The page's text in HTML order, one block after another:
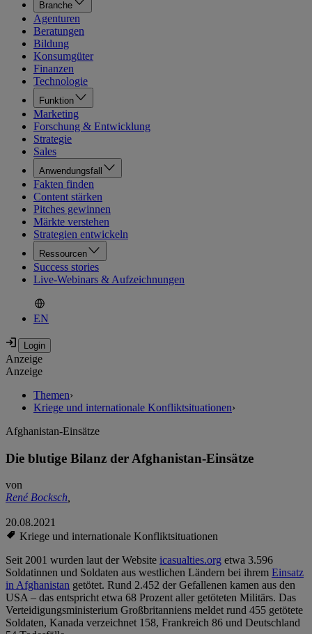
Branche
Agenturen
Beratungen
Bildung
Konsumgüter
Finanzen
Technologie
Funktion
Marketing
Forschung & Entwicklung
Strategie
Sales
Anwendungsfall
Fakten finden
Content stärken
Pitches gewinnen
Märkte verstehen
Strategien entwickeln
Ressourcen
Success stories
Live-Webinars & Aufzeichnungen
EN
Anzeige
Anzeige
Themen›
Kriege und internationale Konfliktsituationen›
Afghanistan-Einsätze
Die blutige Bilanz der Afghanistan-Einsätze
von
René Bocksch,
20.08.2021
Kriege und internationale Konfliktsituationen
Seit 2001 wurden laut der Website icasualties.org etwa 3.596
Soldatinnen und Soldaten aus westlichen Ländern bei ihrem Einsatz
in Afghanistan getötet. Rund 2.452 der Gefallenen kamen aus den
USA – das entspricht etwa 68 Prozent aller getöteten Militärs. Das
Verteidigungsministerium Großbritanniens meldet rund 455 getötete
Soldaten, Kanada verzeichnet 158, Frankreich 86 und Deutschland